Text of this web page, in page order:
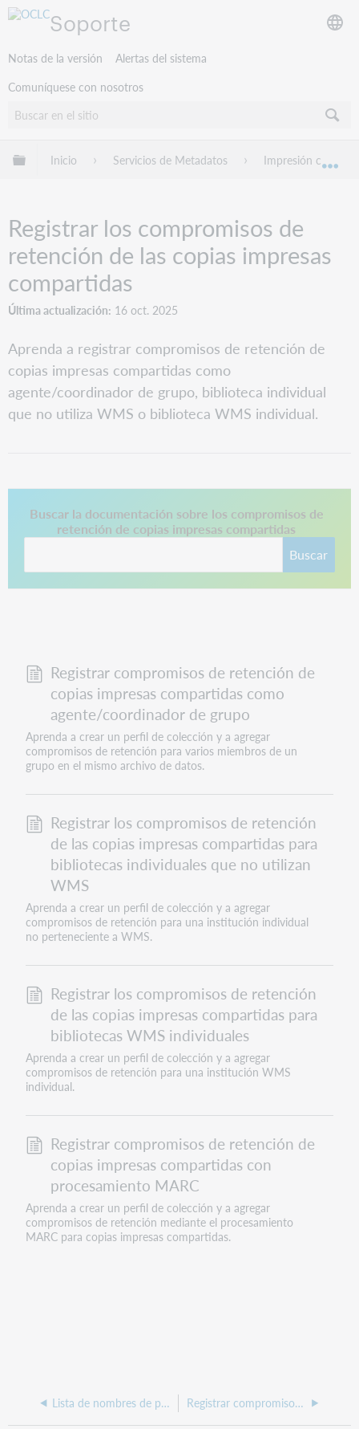
Soporte
Notas de la versión
Alertas del sistema
Comuníquese con nosotros
Expandir/contraer jerarquía global
Inicio Servicios de Metadatos Impresión
Registrar los compromisos de
retención de las copias impresas
compartidas
Última actualización 16 oct. 2025
Aprenda a registrar compromisos de retención de
copias impresas compartidas como
agente/coordinador de grupo, biblioteca individual
que no utiliza WMS o biblioteca WMS individual.
Buscar la documentación sobre los compromisos de
retención de copias impresas compartidas
Buscar
Este enlace se abre en una pestaña nueva.
Registrar compromisos de retención de
copias impresas compartidas como
agente/coordinador de grupo
Aprenda a crear un perfil de colección y a agregar
compromisos de retención para varios miembros de un
grupo en el mismo archivo de datos.
Registrar los compromisos de retención
de las copias impresas compartidas para
bibliotecas individuales que no utilizan
WMS
Aprenda a crear un perfil de colección y a agregar
compromisos de retención para una institución individual
no perteneciente a WMS.
Registrar los compromisos de retención
de las copias impresas compartidas para
bibliotecas WMS individuales
Aprenda a crear un perfil de colección y a agregar
compromisos de retención para una institución WMS
individual.
Registrar compromisos de retención de
copias impresas compartidas con
procesamiento MARC
Aprenda a crear un perfil de colección y a agregar
compromisos de retención mediante el procesamiento
MARC para copias impresas compartidas.
Lista de nombres de programas de archivo aprobados Registrar compromisos de retención de copias impresas compartidas como agente/coordinador de grupo